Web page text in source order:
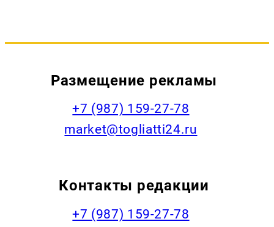
Размещение рекламы
+7 (987) 159-27-78
market@togliatti24.ru
Контакты редакции
+7 (987) 159-27-78